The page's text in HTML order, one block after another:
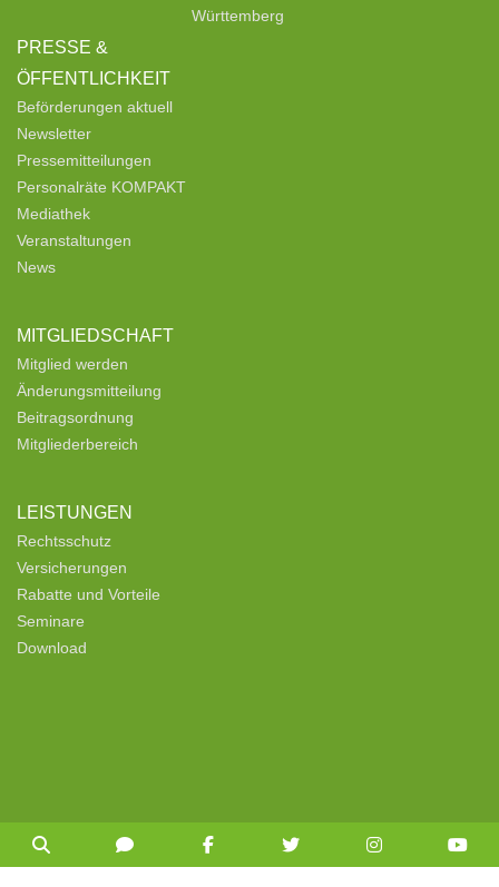
PRESSE &
ÖFFENTLICHKEIT
Beförderungen aktuell
Newsletter
Pressemitteilungen
Personalräte KOMPAKT
Mediathek
Veranstaltungen
News
MITGLIEDSCHAFT
Mitglied werden
Änderungsmitteilung
Beitragsordnung
Mitgliederbereich
LEISTUNGEN
Rechtsschutz
Versicherungen
Rabatte und Vorteile
Seminare
Download
Württemberg